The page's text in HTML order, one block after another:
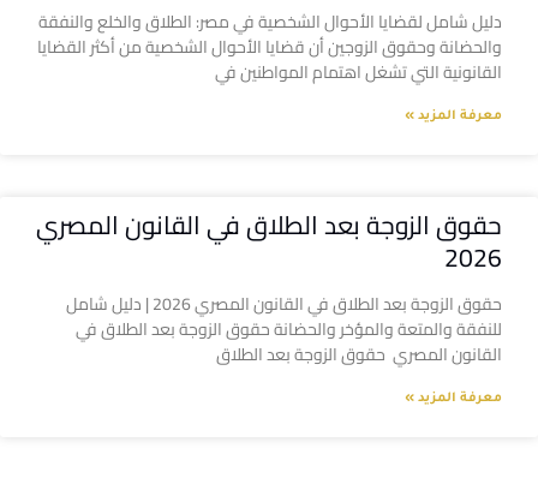
دليل شامل لقضايا الأحوال الشخصية في مصر: الطلاق والخلع والنفقة
والحضانة وحقوق الزوجين أن قضايا الأحوال الشخصية من أكثر القضايا
القانونية التي تشغل اهتمام المواطنين في
معرفة المزيد »
حقوق الزوجة بعد الطلاق في القانون المصري
2026
حقوق الزوجة بعد الطلاق في القانون المصري 2026 | دليل شامل
للنفقة والمتعة والمؤخر والحضانة حقوق الزوجة بعد الطلاق في
القانون المصري حقوق الزوجة بعد الطلاق
معرفة المزيد »